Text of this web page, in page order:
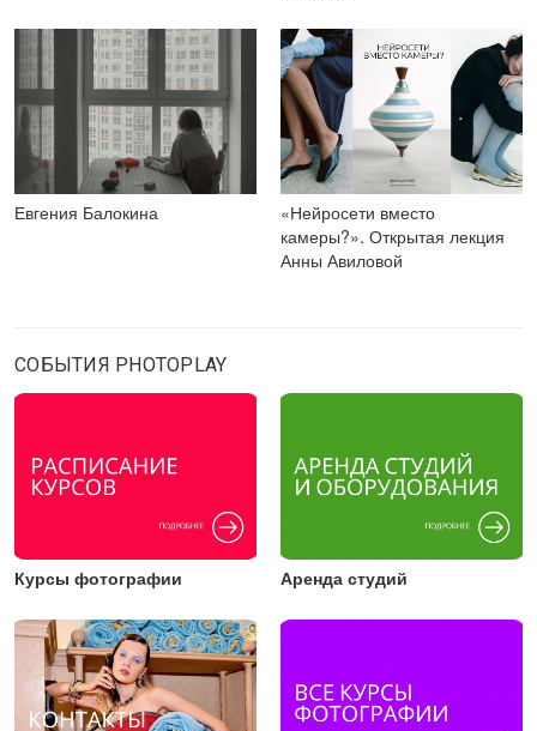
Евгения Балокина
«Нейросети вместо
камеры?». Открытая лекция
Анны Авиловой
СОБЫТИЯ PHOTOPLAY
Курсы фотографии Аренда студий